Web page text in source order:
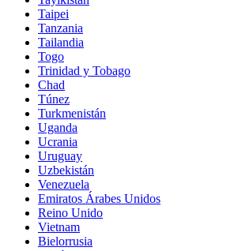
Taipei
Tanzania
Tailandia
Togo
Trinidad y Tobago
Chad
Túnez
Turkmenistán
Uganda
Ucrania
Uruguay
Uzbekistán
Venezuela
Emiratos Árabes Unidos
Reino Unido
Vietnam
Bielorrusia